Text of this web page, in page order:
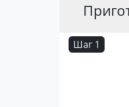
Шаг 1